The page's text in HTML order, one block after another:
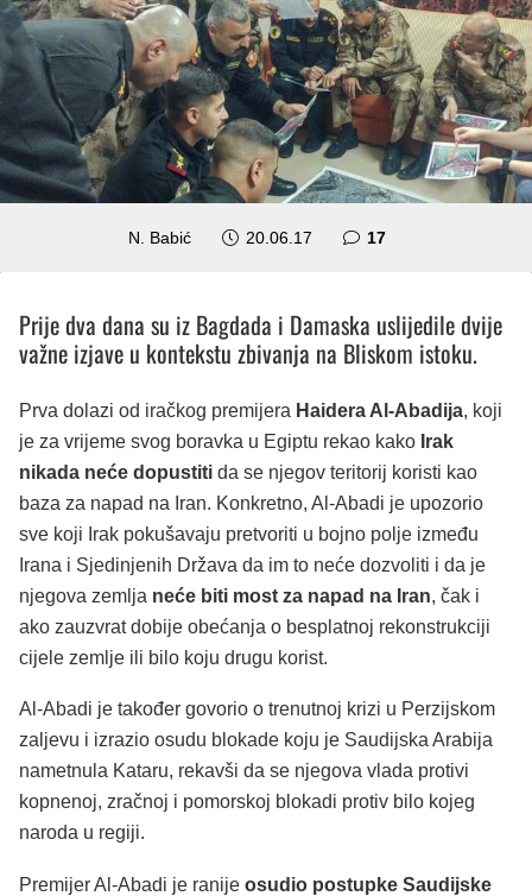
N. Babić 20.06.17 17komentara
Prije dva dana su iz Bagdada i Damaska uslijedile dvije
važne izjave u kontekstu zbivanja na Bliskom istoku.
Prva dolazi od iračkog premijera Haidera Al-Abadija, koji
je za vrijeme svog boravka u Egiptu rekao kako Irak
nikada neće dopustiti da se njegov teritorij koristi kao
baza za napad na Iran. Konkretno, Al-Abadi je upozorio
sve koji Irak pokušavaju pretvoriti u bojno polje između
Irana i Sjedinjenih Država da im to neće dozvoliti i da je
njegova zemlja neće biti most za napad na Iran, čak i
ako zauzvrat dobije obećanja o besplatnoj rekonstrukciji
cijele zemlje ili bilo koju drugu korist.
Al-Abadi je također govorio o trenutnoj krizi u Perzijskom
zaljevu i izrazio osudu blokade koju je Saudijska Arabija
nametnula Kataru, rekavši da se njegova vlada protivi
kopnenoj, zračnoj i pomorskoj blokadi protiv bilo kojeg
naroda u regiji.
Premijer Al-Abadi je ranije osudio postupke Saudijske